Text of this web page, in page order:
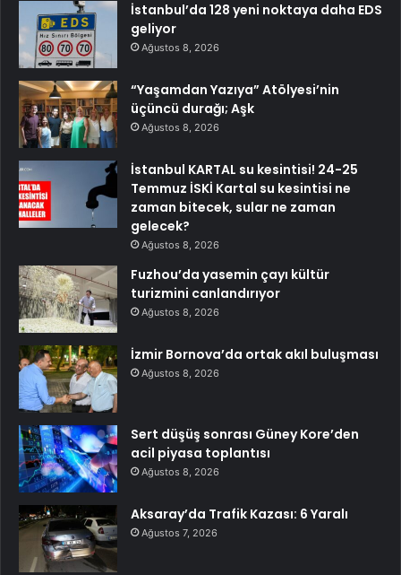
İstanbul’da 128 yeni noktaya daha EDS
geliyor
Ağustos 8, 2026
“Yaşamdan Yazıya” Atölyesi’nin
üçüncü durağı; Aşk
Ağustos 8, 2026
İstanbul KARTAL su kesintisi! 24-25
Temmuz İSKİ Kartal su kesintisi ne
zaman bitecek, sular ne zaman
gelecek?
Ağustos 8, 2026
Fuzhou’da yasemin çayı kültür
turizmini canlandırıyor
Ağustos 8, 2026
İzmir Bornova’da ortak akıl buluşması
Ağustos 8, 2026
Sert düşüş sonrası Güney Kore’den
acil piyasa toplantısı
Ağustos 8, 2026
Aksaray’da Trafik Kazası: 6 Yaralı
Ağustos 7, 2026